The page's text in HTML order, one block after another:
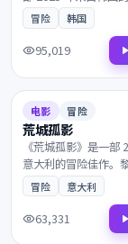
一段被尘封多年的往
沉默中重新认识彼此
极具电影感，观影体
忘，影迷不容错过。
冒险 韩国
95,019
7.3
电影 冒险
荒城孤影
《荒城孤影》是一部
意大利的冒险佳作。
的黑暗中，层层迷雾
想不到的结局。镜头
人，配乐与画面相得
冒险 意大利
63,331